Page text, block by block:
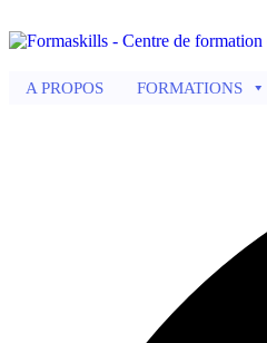
A PROPOS FORMATIONS